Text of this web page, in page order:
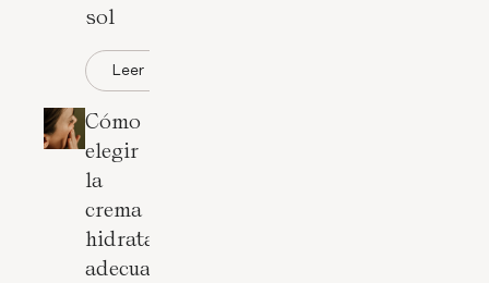
sol
Leer
Cómo
elegir
la
crema
hidratante
adecuada